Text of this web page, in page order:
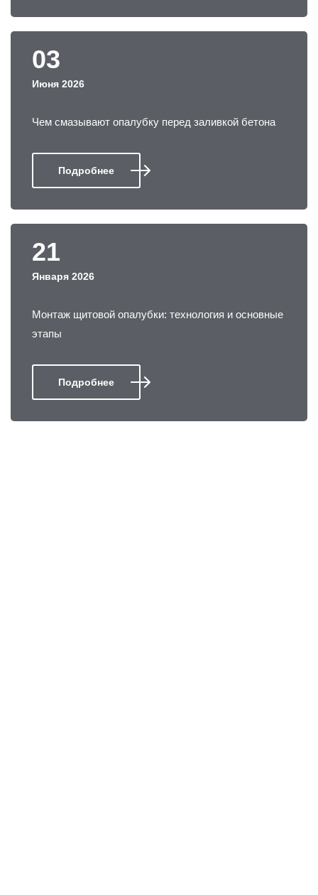
03
Июня 2026
Чем смазывают опалубку перед заливкой бетона
Подробнее
21
Января 2026
Монтаж щитовой опалубки: технология и основные
этапы
Подробнее